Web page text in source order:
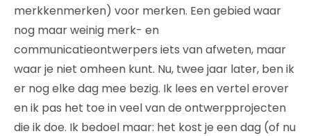
merkkenmerken) voor merken. Een gebied waar
nog maar weinig merk- en
communicatieontwerpers iets van afweten, maar
waar je niet omheen kunt. Nu, twee jaar later, ben ik
er nog elke dag mee bezig. Ik lees en vertel erover
en ik pas het toe in veel van de ontwerpprojecten
die ik doe. Ik bedoel maar: het kost je een dag (of nu